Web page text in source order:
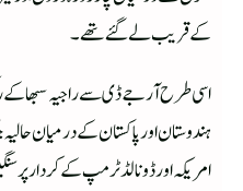
کے قریب لے گئے تھے۔
اسی طرح آر جے ڈی سے راجیہ سبھا
ہندوستان اور پاکستان کے درمیان
امریکہ اور ڈونالڈ ٹرمپ کے کردار